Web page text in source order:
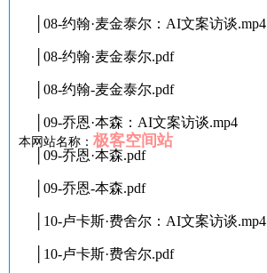
│08-约翰·麦金泰尔：AI文案访谈.mp4
│08-约翰·麦金泰尔.pdf
│08-约翰-麦金泰尔.pdf
│09-乔恩·本森：AI文案访谈.mp4
│09-乔恩·本森.pdf
│09-乔恩-本森.pdf
│10-卢卡斯·费舍尔：AI文案访谈.mp4
│10-卢卡斯·费舍尔.pdf
本网站名称： 极客空间站